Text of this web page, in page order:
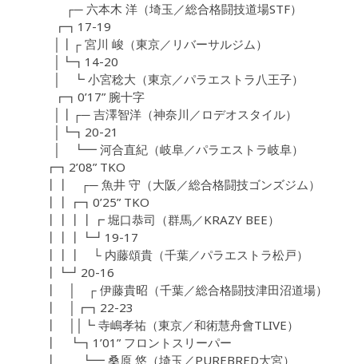
┌─ 六本木 洋（埼玉／総合格闘技道場STF）
┏┓17-19
│┃┌ 宮川 峻（東京／リバーサルジム）
│┗┓14-20
│ ┗ 小宮稔大（東京／パラエストラ八王子）
┏┓0’17” 腕十字
│┃┌─ 吉澤智洋（神奈川／ロデオスタイル）
│┗┓20-21
│ ┗━ 河合直紀（岐阜／パラエストラ岐阜）
┏┓2’08” TKO
┃┃ ┌─ 魚井 守（大阪／総合格闘技ゴンズジム）
┃┃┏┓0’25” TKO
┃┃┃┃┏ 堀口恭司（群馬／KRAZY BEE）
┃┃┃┗┛19-17
┃┃┃ └ 内藤頌貴（千葉／パラエストラ松戸）
┃┗┛20-16
┃ │ ┌ 伊藤貴昭（千葉／総合格闘技津田沼道場）
┃ │┏┓22-23
┃ ││┗ 寺嶋孝祐（東京／和術慧舟會TLIVE）
┃ ┗┓1’01” フロントスリーパー
┃ ┗━ 桑原 悠（埼玉／PUREBRED大宮）